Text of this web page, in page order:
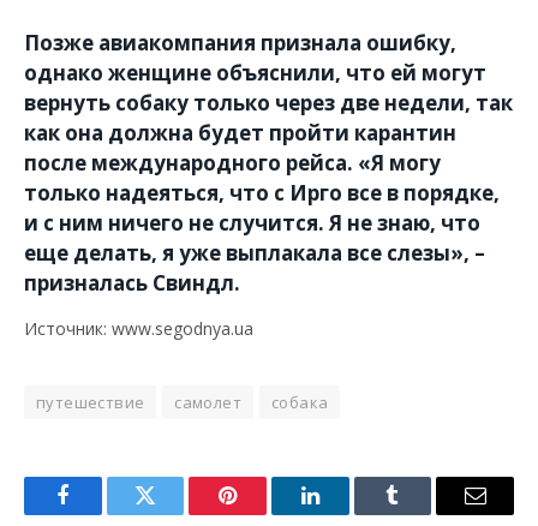
Позже авиакомпания признала ошибку,
однако женщине объяснили, что ей могут
вернуть собаку только через две недели, так
как она должна будет пройти карантин
после международного рейса. «Я могу
только надеяться, что с Ирго все в порядке,
и с ним ничего не случится. Я не знаю, что
еще делать, я уже выплакала все слезы», –
призналась Свиндл.
Источник: www.segodnya.ua
путешествие самолет собака
FacebookTwitter Pinterest LinkedInTumblr Email